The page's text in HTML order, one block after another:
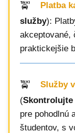
Platba
služby):
akceptované,
praktickejšie
Služby
(
pre pohodlnú
študentov, s